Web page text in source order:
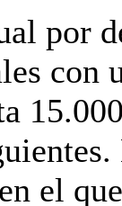
por
con
el